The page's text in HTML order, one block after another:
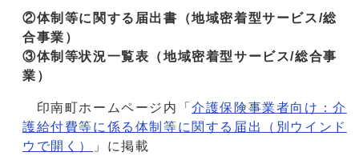
②体制等に関する届出書（地域密着型サービス/総
合事業）
③体制等状況一覧表（地域密着型サービス/総合事
業）
印南町ホームページ内「介護保険事業者向け：介
護給付費等に係る体制等に関する届出
（別ウインド
ウで開く）
」に掲載